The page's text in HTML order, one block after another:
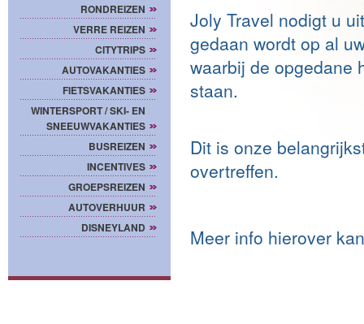
RONDREIZEN
VERRE REIZEN
CITYTRIPS
AUTOVAKANTIES
FIETSVAKANTIES
WINTERSPORT / SKI- EN
SNEEUWVAKANTIES
BUSREIZEN
INCENTIVES
GROEPSREIZEN
AUTOVERHUUR
DISNEYLAND
Joly Travel nodigt u
gedaan wordt op al
waarbij de opgedane
staan.
Dit is onze
overtreffen.
Meer info hierover